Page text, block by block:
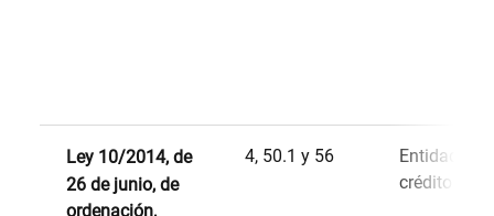
Ley 10/2014, de
26 de junio, de
ordenación,
4, 50.1 y 56
Entidades
crédito